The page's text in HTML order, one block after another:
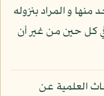
و المراد بنزوله
كل حين من غير أن
العلمية عن